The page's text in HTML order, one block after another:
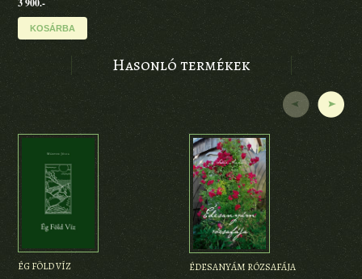
3 900.-
KOSÁRBA
Hasonló termékek
ÉG FÖLD VÍZ
ÉDESANYÁM RÓZSAFÁJA